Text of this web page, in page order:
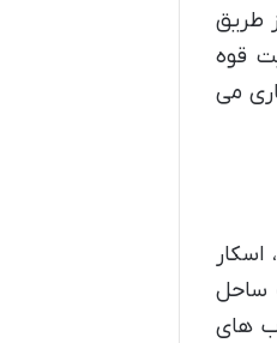
طریق
قوه
می
اسکار
ساحل
های